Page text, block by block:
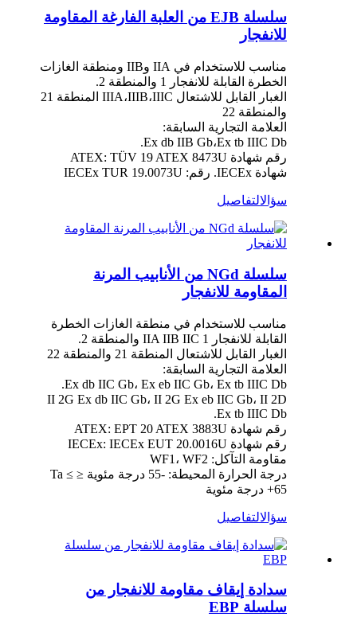
سلسلة EJB من العلبة الفارغة المقاومة
للانفجار
مناسب للاستخدام في IIA وIIB ومنطقة الغازات
الخطرة القابلة للانفجار 1 والمنطقة 2.
الغبار القابل للاشتعال IIIA،IIIB،IIIC المنطقة 21
والمنطقة 22
العلامة التجارية السابقة:
Ex db IIB Gb،Ex tb IIIC Db.
رقم شهادة ATEX: TÜV 19 ATEX 8473U
شهادة IECEx. رقم: IECEx TUR 19.0073U
سؤالالتفاصيل
سلسلة NGd من الأنابيب المرنة
المقاومة للانفجار
مناسب للاستخدام في منطقة الغازات الخطرة
القابلة للانفجار IIA IIB IIC 1 والمنطقة 2.
الغبار القابل للاشتعال المنطقة 21 والمنطقة 22
العلامة التجارية السابقة:
Ex db IIC Gb، Ex eb IIC Gb، Ex tb IIIC Db.
II 2G Ex db IIC Gb، II 2G Ex eb IIC Gb، II 2D
Ex tb IIIC Db.
رقم شهادة ATEX: EPT 20 ATEX 3883U
رقم شهادة IECEx: IECEx EUT 20.0016U
مقاومة التآكل: WF1، WF2
درجة الحرارة المحيطة: -55 درجة مئوية ≤ Ta ≤
+65 درجة مئوية
سؤالالتفاصيل
سدادة إيقاف مقاومة للانفجار من
سلسلة EBP